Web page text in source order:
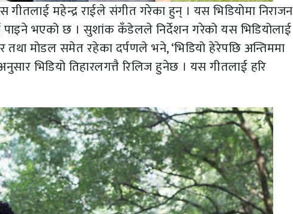
महेन्द्र राईले संगीत गरेका हुन् । यस भिडियोमा निराजन
पाइने भएको छ । सुशांक कँडेलले निर्देशन गरेको यस भिडियोलाई
मोडल समेत रहेका दर्पणले भने, ‘भिडियो हेरेपछि अन्तिममा
भिडियो तिहारलगत्तै रिलिज हुनेछ । यस गीतलाई हरि